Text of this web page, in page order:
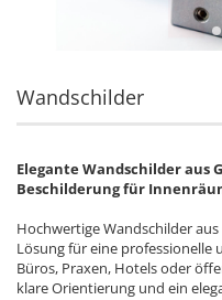
Wandschilder
Elegante Wandschilder aus
Beschilderung für
Hochwertige Wandschilder
Lösung für eine professionelle
Büros, Praxen, Hotels oder
klare Orientierung und ein